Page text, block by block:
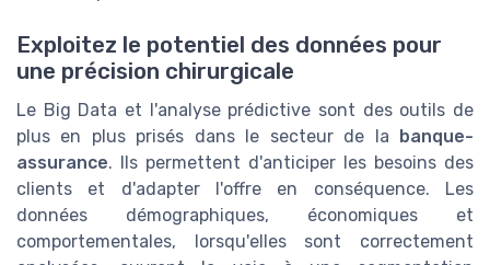
Exploitez le potentiel des données pour
une précision chirurgicale
Le Big Data et l'analyse prédictive sont des outils de
plus en plus prisés dans le secteur de la banque-
assurance. Ils permettent d'anticiper les besoins des
clients et d'adapter l'offre en conséquence. Les
données démographiques, économiques et
comportementales, lorsqu'elles sont correctement